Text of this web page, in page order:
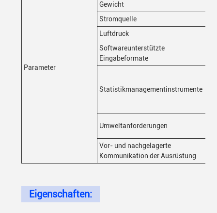
Parameter
Gewicht
Stromquelle
Luftdruck
Softwareunterstützte
Eingabeformate
Statistikmanagementinstrumente
Umweltanforderungen
Vor- und nachgelagerte
Kommunikation der Ausrüstung
Eigenschaften: